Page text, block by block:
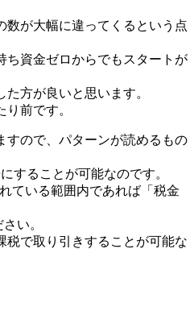
数が大幅に違ってくるという点
ち資金ゼロからでもスタートが
方が良いと思います。
前です。
すので、パターンが読めるもの
することが可能なのです。
ている範囲内であれば「税金
い。
税で取り引きすることが可能な